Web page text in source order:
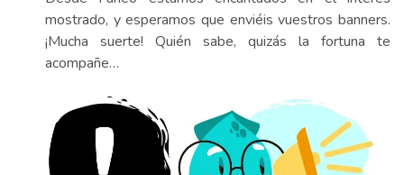
mostrado, y esperamos que enviéis vuestros banners.
¡Mucha suerte! Quién sabe, quizás la fortuna te
acompañe…